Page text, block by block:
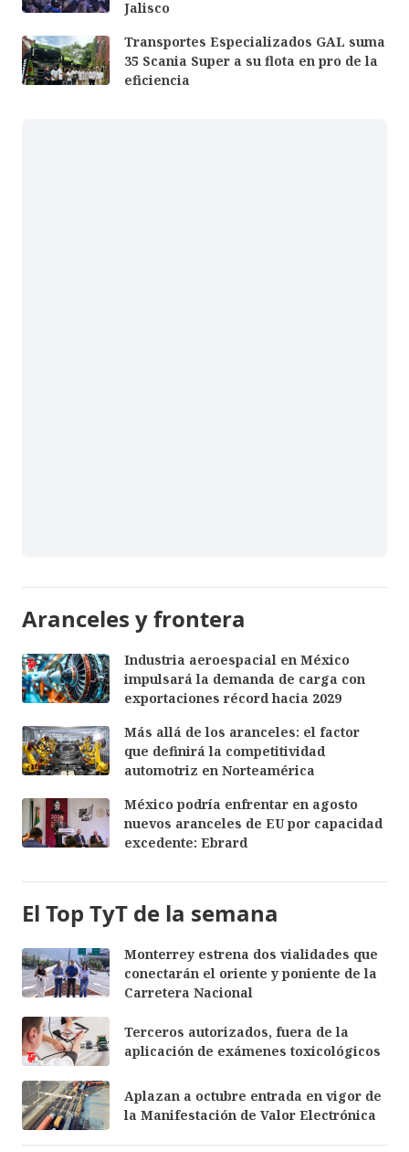
Jalisco
Transportes Especializados GAL suma
35 Scania Super a su flota en pro de la
eficiencia
Aranceles y frontera
Industria aeroespacial en México
impulsará la demanda de carga con
exportaciones récord hacia 2029
Más allá de los aranceles: el factor
que definirá la competitividad
automotriz en Norteamérica
México podría enfrentar en agosto
nuevos aranceles de EU por capacidad
excedente: Ebrard
El Top TyT de la semana
Monterrey estrena dos vialidades que
conectarán el oriente y poniente de la
Carretera Nacional
Terceros autorizados, fuera de la
aplicación de exámenes toxicológicos
Aplazan a octubre entrada en vigor de
la Manifestación de Valor Electrónica